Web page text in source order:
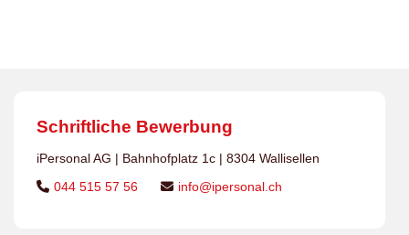
Schriftliche Bewerbung
iPersonal AG | Bahnhofplatz 1c | 8304 Wallisellen
044 515 57 56
info@ipersonal.ch